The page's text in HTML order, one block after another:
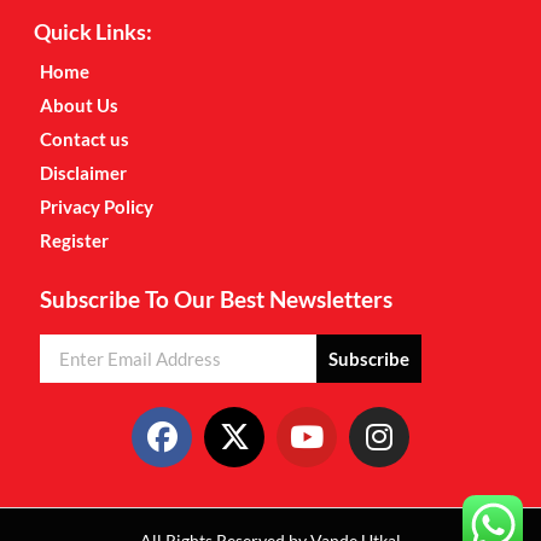
Quick Links:
Home
About Us
Contact us
Disclaimer
Privacy Policy
Register
Subscribe To Our Best Newsletters
Subscribe